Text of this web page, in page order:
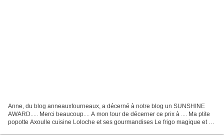
Anne, du blog anneauxfourneaux, a décerné à notre blog un SUNSHINE
AWARD..... Merci beaucoup.... A mon tour de décerner ce prix à .... Ma ptite
popotte Axoulle cuisine Loloche et ses gourmandises Le frigo magique et à